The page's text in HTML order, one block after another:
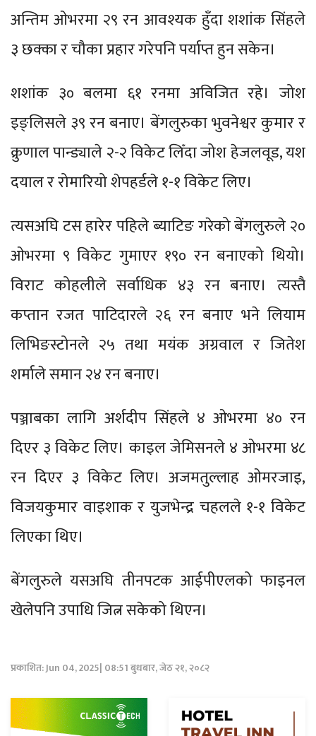
अन्तिम ओभरमा २९ रन आवश्यक हुँदा शशांक सिंहले
३ छक्का र चौका प्रहार गरेपनि पर्याप्त हुन सकेन।
शशांक ३० बलमा ६१ रनमा अविजित रहे। जोश
इङ्लिसले ३९ रन बनाए। बेंगलुरुका भुवनेश्वर कुमार र
क्रुणाल पान्ड्याले २-२ विकेट लिँदा जोश हेजलवूड, यश
दयाल र रोमारियो शेपहर्डले १-१ विकेट लिए।
त्यसअघि टस हारेर पहिले ब्याटिङ गरेको बेंगलुरुले २०
ओभरमा ९ विकेट गुमाएर १९० रन बनाएको थियो।
विराट कोहलीले सर्वाधिक ४३ रन बनाए। त्यस्तै
कप्तान रजत पाटिदारले २६ रन बनाए भने लियाम
लिभिङस्टोनले २५ तथा मयंक अग्रवाल र जितेश
शर्माले समान २४ रन बनाए।
पञ्जाबका लागि अर्शदीप सिंहले ४ ओभरमा ४० रन
दिएर ३ विकेट लिए। काइल जेमिसनले ४ ओभरमा ४८
रन दिएर ३ विकेट लिए। अजमतुल्लाह ओमरजाइ,
विजयकुमार वाइशाक र युजभेन्द्र चहलले १-१ विकेट
लिएका थिए।
बेंगलुरुले यसअघि तीनपटक आईपीएलको फाइनल
खेलेपनि उपाधि जित्न सकेको थिएन।
प्रकाशित: Jun 04, 2025| 08:51 बुधबार, जेठ २१, २०८२